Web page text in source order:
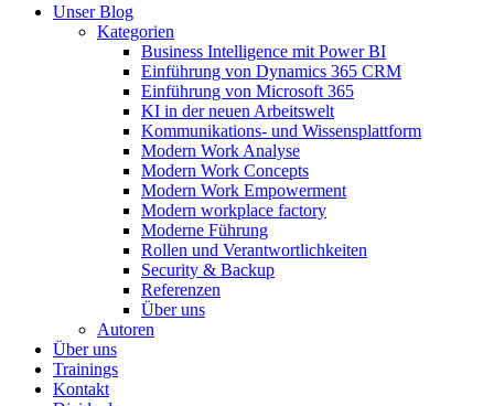
Close
Unser Blog
Kategorien
Business Intelligence mit Power BI
Einführung von Dynamics 365 CRM
Einführung von Microsoft 365
KI in der neuen Arbeitswelt
Kommunikations- und Wissensplattform
Modern Work Analyse
Modern Work Concepts
Modern Work Empowerment
Modern workplace factory
Moderne Führung
Rollen und Verantwortlichkeiten
Security & Backup
Referenzen
Über uns
Autoren
Über uns
Trainings
Kontakt